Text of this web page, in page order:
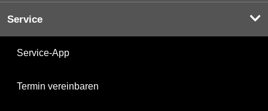
Service
Service-App
Termin vereinbaren